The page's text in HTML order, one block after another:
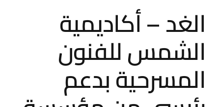
الغد – أكاديمية
الشمس للفنون
المسرحية بدعم